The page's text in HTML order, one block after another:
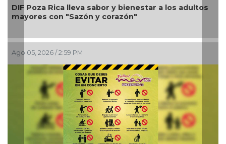
DIF Poza Rica lleva sabor y bienestar a los adultos
mayores con "Sazón y corazón"
Ago 05, 2026 / 2:59 PM